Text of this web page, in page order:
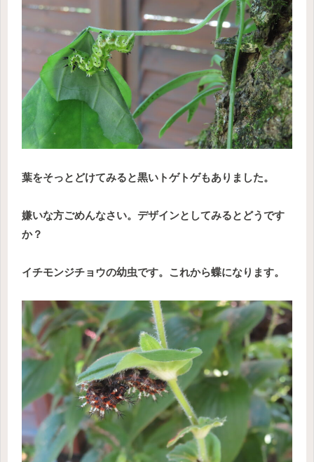
葉をそっとどけてみると黒いトゲトゲもありました。
嫌いな方ごめんなさい。デザインとしてみるとどうです
か？
イチモンジチョウの幼虫です。これから蝶になります。